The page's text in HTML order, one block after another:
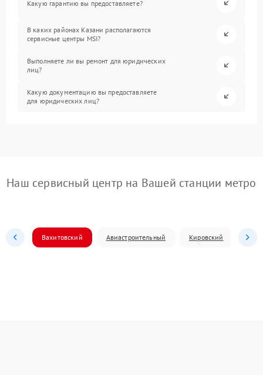
Какую гарантию вы предоставляете?
В каких районах Казани располагаются
сервисные центры MSI?
Выполняете ли вы ремонт для юридических
лиц?
Какую документацию вы предоставляете
для юридических лиц?
Наш сервисный центр на Вашей станции метро
Вахитовский Авиастроительный Кировский